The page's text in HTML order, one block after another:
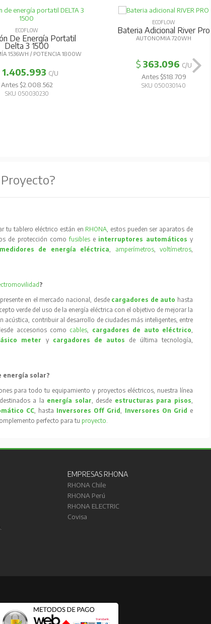
ECOFLOW
De Energía Portatil
Delta 3 1500
1536WH / POTENCIA 1800W
1.405.993 C/U
Antes $2.008.562
SKU 050030230
ECOFLOW
Bateria Adicional River Pro
AUTONOMIA 720WH
$ 363.096 C/U
Antes $518.709
SKU 050030140
tu tablero eléctrico están en RHONA, estos pueden ser aparatos de
de protección comofusibles e interruptores automáticos y
medidores de energía eléctrica, amperímetros, voltímetros,
?
en el mercado nacional, desde cargadores de auto hasta
verde del uso de la energía eléctrica con el objetivo de mejorar la
acústica, contribuir al desarrollo de ciudades más inteligentes, entre
accesorios como cables, cargadores de auto eléctrico,
meter y cargadores de autos
de última tecnología,
energía solar?
para todo tu equipamiento y proyectos eléctricos, nuestra línea
a la energía solar, desde estructuras para pisos,
CC, hasta Inversores Off Grid, Inversores On Grid e
perfecto para tu proyecto.
EMPRESAS RHONA
RHONA Chile
RHONA Perú
RHONA ELECTRIC
Covisa